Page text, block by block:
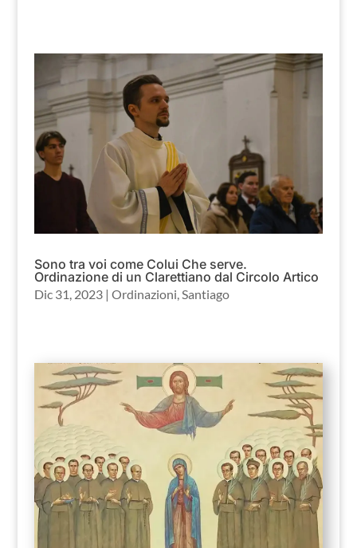
Sono tra voi come Colui Che serve.
Ordinazione di un Clarettiano dal Circolo Artico
Dic 31, 2023| Ordinazioni,Santiago